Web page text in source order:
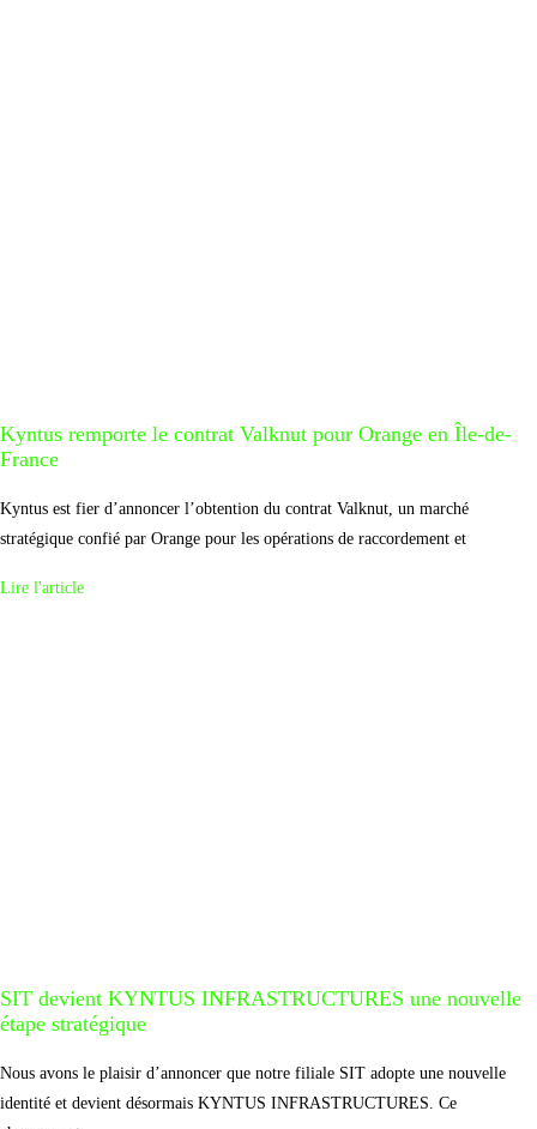
Kyntus remporte le contrat Valknut pour Orange en Île-de-
France
Kyntus est fier d’annoncer l’obtention du contrat Valknut, un marché
stratégique confié par Orange pour les opérations de raccordement et
Lire l'article
SIT devient KYNTUS INFRASTRUCTURES une nouvelle
étape stratégique
Nous avons le plaisir d’annoncer que notre filiale SIT adopte une nouvelle
identité et devient désormais KYNTUS INFRASTRUCTURES. Ce